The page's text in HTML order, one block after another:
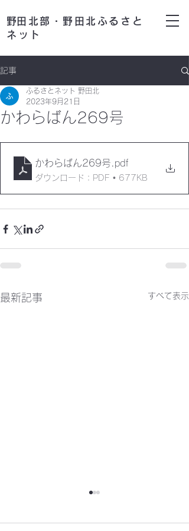
​野田北部・野田北ふるさと
ネット
記事
かわらばん269号
ふるさとネット 野田北
2023年9月21日
かわらばん269号 .pdf
ダウンロード：PDF • 677KB
最新記事 すべて表示